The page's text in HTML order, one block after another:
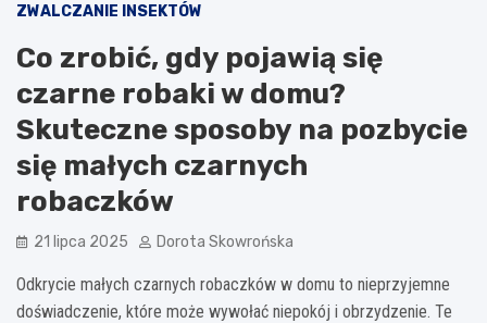
ZWALCZANIE INSEKTÓW
Co zrobić, gdy pojawią się
czarne robaki w domu?
Skuteczne sposoby na pozbycie
się małych czarnych
robaczków
21 lipca 2025 Dorota Skowrońska
Odkrycie małych czarnych robaczków w domu to nieprzyjemne
doświadczenie, które może wywołać niepokój i obrzydzenie. Te